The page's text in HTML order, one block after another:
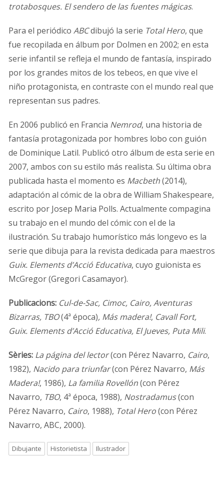
trotabosques. El sendero de las fuentes mágicas.
Para el periódico ABCdibujó la serie Total Hero, que
fue recopilada en álbum por Dolmen en 2002; en esta
serie infantil se refleja el mundo de fantasía, inspirado
por los grandes mitos de los tebeos, en que vive el
niño protagonista, en contraste con el mundo real que
representan sus padres.
En 2006 publicó en Francia Nemrod, una historia de
fantasía protagonizada por hombres lobo con guión
de Dominique Latil. Publicó otro álbum de esta serie en
2007, ambos con su estilo más realista. Su última obra
publicada hasta el momento es Macbeth(2014),
adaptación al cómic de la obra de William Shakespeare,
escrito por Josep Maria Polls. Actualmente compagina
su trabajo en el mundo del cómic con el de la
ilustración. Su trabajo humorístico más longevo es la
serie que dibuja para la revista dedicada para maestros
Guix. Elements d’Acció Educativa, cuyo guionista es
McGregor (Gregori Casamayor).
Publicacions: Cul-de-Sac, Cimoc, Cairo, Aventuras
Bizarras, TBO(4ª época), Más madera!, Cavall Fort,
Guix. Elements d’Acció Educativa, El Jueves, Puta Mili.
Sèries: La página del lector(con Pérez Navarro, Cairo,
1982), Nacido para triunfar(con Pérez Navarro, Más
Madera!, 1986), La familia Rovellón(con Pérez
Navarro, TBO, 4ª época, 1988), Nostradamus(con
Pérez Navarro, Cairo, 1988), Total Hero(con Pérez
Navarro, ABC, 2000).
Dibujante Historietista Ilustrador